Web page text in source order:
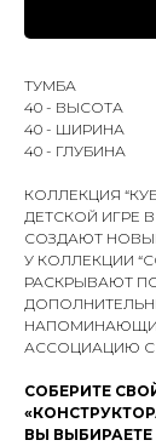
ТУМБА
40 - ВЫСОТА
40 - ШИРИНА
40 - ГЛУБИНА
КОЛЛЕКЦИЯ
ДЕТСКОЙ ИГРЕ
СОЗДАЮТ
У КОЛЛЕКЦИИ
РАСКРЫВАЮТ
АССОЦИАЦИЮ С
СОБЕРИТЕ
ВЫ